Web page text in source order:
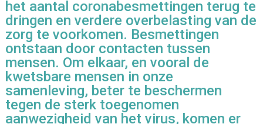
het aantal coronabesmettingen terug te
dringen en verdere overbelasting van de
zorg te voorkomen. Besmettingen
ontstaan door contacten tussen
mensen. Om elkaar, en vooral de
kwetsbare mensen in onze
samenleving, beter te beschermen
tegen de sterk toegenomen
aanwezigheid van het virus, komen er